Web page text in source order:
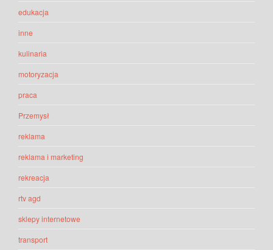
edukacja
inne
kulinaria
motoryzacja
praca
Przemysł
reklama
reklama i marketing
rekreacja
rtv agd
sklepy internetowe
transport